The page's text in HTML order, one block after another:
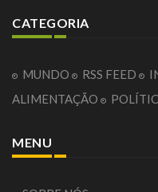
CATEGORIA
MUNDO RSS FEED
ALIMENTAÇÃO
MENU